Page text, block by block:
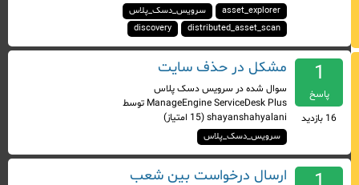
asset_explorer
سرویس_دسک_پلاس
distributed_asset_scan
discovery
پاسخ
16بازدید
مشکل در حذف سایت
سوال شدهدرسرویس دسک پلاس
ManageEngine ServiceDesk Plusتوسط
shayanshahyalani
(
15امتیاز)
سرویس_دسک_پلاس
ارسال درخواست بین شعب